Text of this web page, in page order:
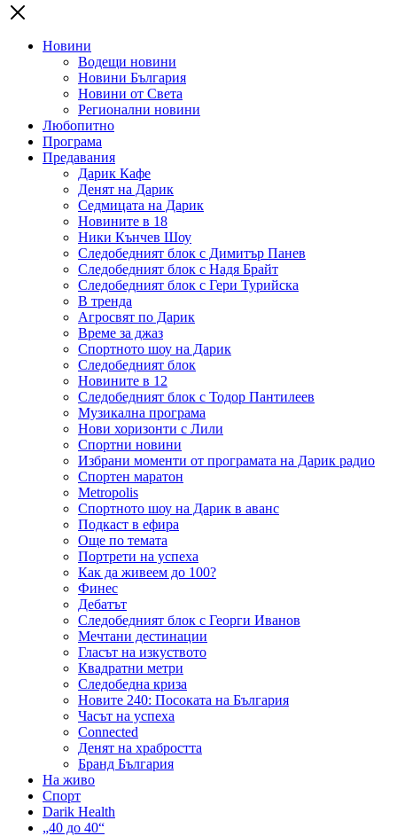
Новини
Водещи новини
Новини България
Новини от Света
Регионални новини
Любопитно
Програма
Предавания
Дарик Кафе
Денят на Дарик
Седмицата на Дарик
Новините в 18
Ники Кънчев Шоу
Следобедният блок с Димитър Панев
Следобедният блок с Надя Брайт
Следобедният блок с Гери Турийска
В тренда
Агросвят по Дарик
Време за джаз
Спортното шоу на Дарик
Следобедният блок
Новините в 12
Следобедният блок с Тодор Пантилеев
Музикална програма
Нови хоризонти с Лили
Спортни новини
Избрани моменти от програмата на Дарик радио
Спортен маратон
Metropolis
Спортното шоу на Дарик в аванс
Подкаст в ефира
Още по темата
Портрети на успеха
Как да живеем до 100?
Финес
Дебатът
Следобедният блок с Георги Иванов
Мечтани дестинации
Гласът на изкуството
Квадратни метри
Следобедна криза
Новите 240: Посоката на България
Часът на успеха
Connected
Денят на храбростта
Бранд България
На живо
Спорт
Darik Health
„40 до 40“